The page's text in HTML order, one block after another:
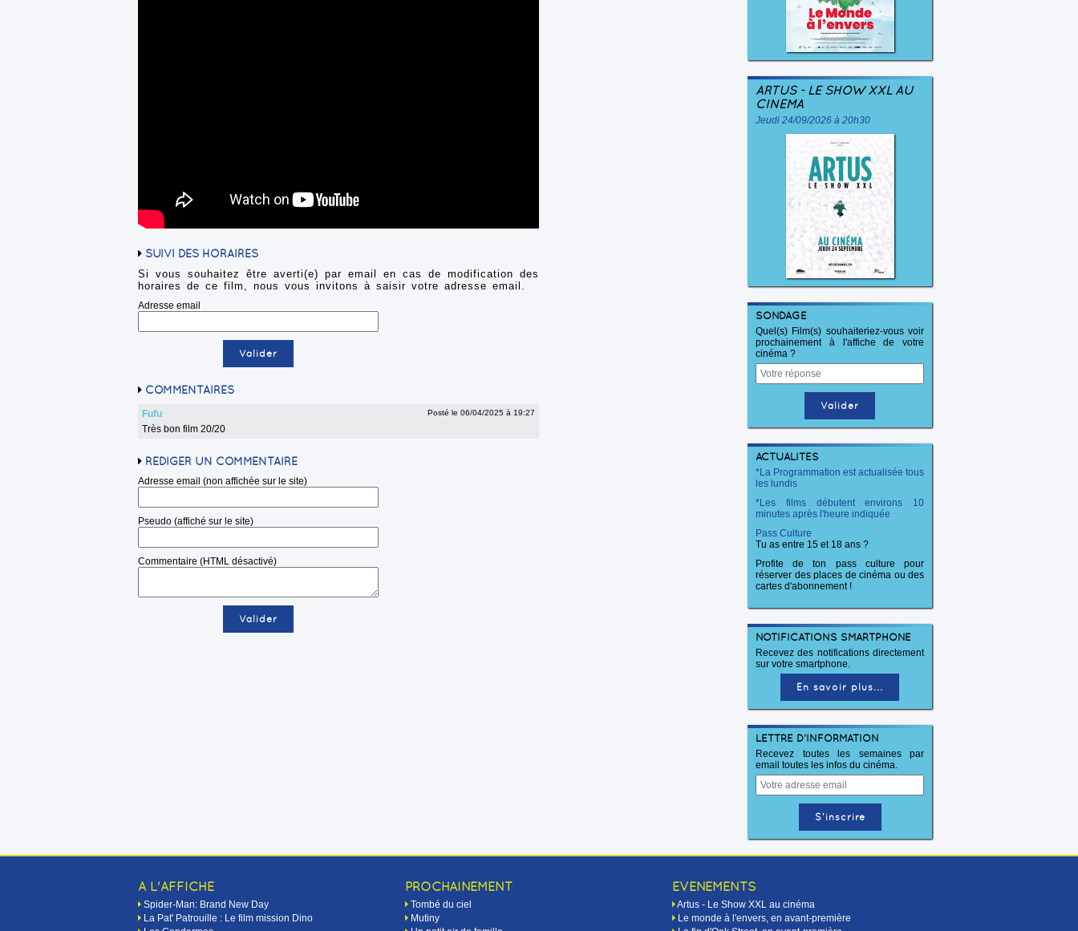
SUIVI DES HORAIRES
Si vous souhaitez être averti(e) par email en cas de modification des
horaires de ce film, nous vous invitons à saisir votre adresse email.
Adresse email
COMMENTAIRES
Posté le 06/04/2025 à 19:27
Fufu
Très bon film 20/20
RÉDIGER UN COMMENTAIRE
Adresse email (non affichée sur le site)
Pseudo (affiché sur le site)
Commentaire (HTML désactivé)
ARTUS - LE SHOW XXL AU
CINÉMA
Jeudi 24/09/2026 à 20h30
SONDAGE
Quel(s) Film(s) souhaiteriez-vous voir
prochainement à l'affiche de votre
cinéma ?
ACTUALITÉS
*La Programmation est actualisée tous
les lundis
*Les films débutent environs 10
minutes après l'heure indiquée
Pass Culture
Tu as entre 15 et 18 ans ?
Profite de ton pass culture pour
réserver des places de cinéma ou des
cartes d'abonnement !
NOTIFICATIONS SMARTPHONE
Recevez des notifications directement
sur votre smartphone.
En savoir plus...
LETTRE D'INFORMATION
Recevez toutes les semaines par
email toutes les infos du cinéma.
A L'AFFICHE
Spider-Man: Brand New Day
La Pat' Patrouille : Le film mission Dino
PROCHAINEMENT
Tombé du ciel
Mutiny
EVÉNEMENTS
Artus - Le Show XXL au cinéma
Le monde à l'envers, en avant-première